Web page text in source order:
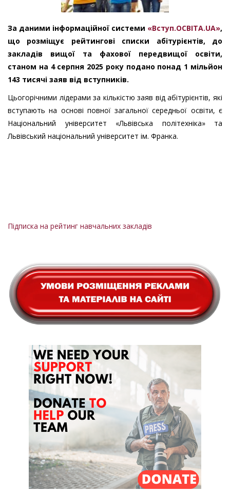
За даними інформаційної системи «Вступ.ОСВІТА.UA»,
що розміщує рейтингові списки абітурієнтів, до
закладів вищої та фахової передвищої освіти,
станом на 4 серпня 2025 року подано понад 1 мільйон
143 тисячі заяв від вступників.
Цьогорічними лідерами за кількістю заяв від абітурієнтів, які
вступають на основі повної загальної середньої освіти, є
Національний університет «Львівська політехніка» та
Львівський національний університет ім. Франка.
Підписка на рейтинг навчальних закладів